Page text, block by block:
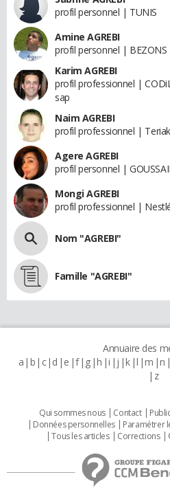
profil personnel | TUNIS
Amine AGREBI
profil personnel | BEZONS
Karim AGREBI
profil professionnel |
sap
Naim AGREBI
profil professionnel |
Agere AGREBI
profil personnel |
Mongi AGREBI
profil professionnel |
Nom "AGREBI"
Famille "AGREBI"
Annuaire des
a b c d e f g h i j k l m n
z
Qui sommes nous Contact
Données personnelles
Paramétrer
Tous les articles
Corrections